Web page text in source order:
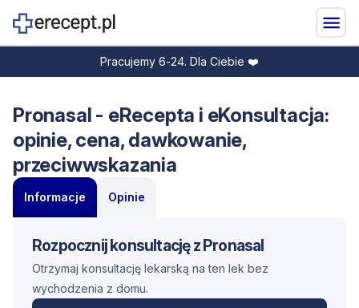
Pracujemy 6-24. Dla Ciebie ❤️
Pronasal - eRecepta i eKonsultacja:
opinie, cena, dawkowanie,
przeciwwskazania
Informacje Opinie
Rozpocznij konsultację z Pronasal
Otrzymaj konsultację lekarską na ten lek bez
wychodzenia z domu.